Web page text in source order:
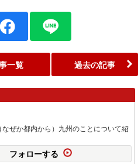
一覧 過去の記事
ぜか都内から）九州のことについて紹
フォローする